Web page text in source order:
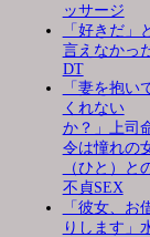
ッサージ
「好きだ」
言えなかっ
DT
「妻を抱い
くれない
か？」上司
令は憧れの
（ひと）と
不貞SEX
「彼女、お
りします」